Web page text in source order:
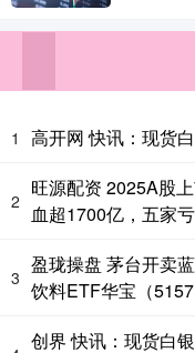
1 高开网 快讯：现货
2
旺源配资 2025A股
血超1700亿，五家
3
盈珑操盘 茅台开卖
饮料ETF华宝（
创界 快讯：现货白